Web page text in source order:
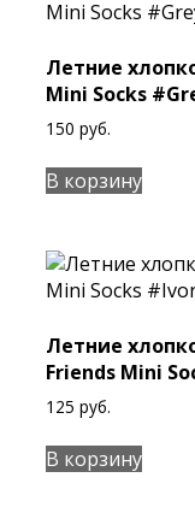
Летние
Mini Socks
150 руб.
В корзину
Летние
Friends Mini
125 руб.
В корзину